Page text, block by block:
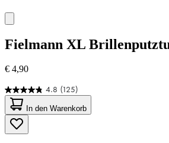
Fielmann XL
€ 4,90
4.8 (125)
4.8
von
5
Sternen.
125
In den Warenkorb